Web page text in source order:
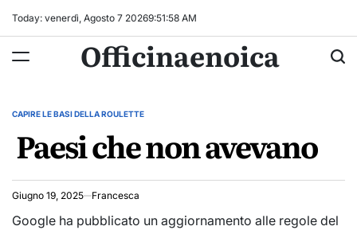
Today: venerdì, Agosto 7 20269:51:58 AM
Officinaenoica
POSTED
CAPIRE LE BASI DELLA ROULETTE
Paesi che non avevano
Giugno 19, 2025 Francesca
Google ha pubblicato un aggiornamento alle regole del